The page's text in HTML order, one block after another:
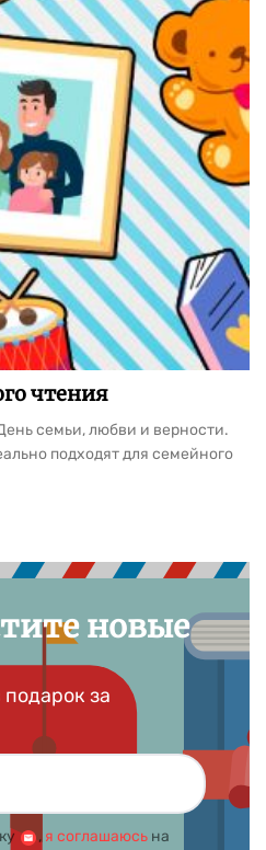
чтения
семьи, любви и верности.
подходят для семейного
до современных
новые
за
, я соглашаюсь на